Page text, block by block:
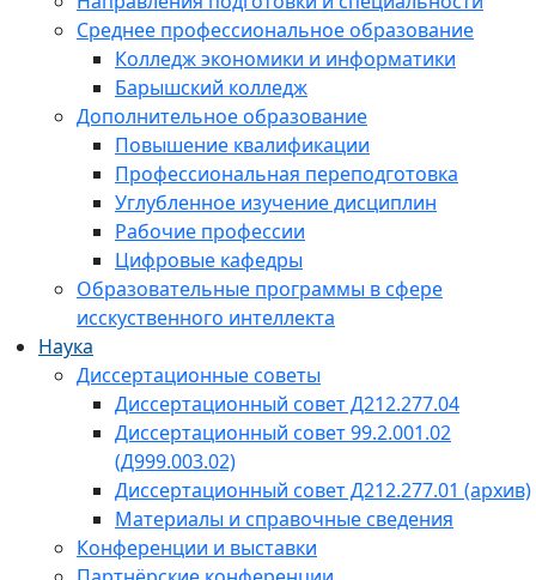
Среднее профессиональное образование
Колледж экономики и информатики
Барышский колледж
Дополнительное образование
Повышение квалификации
Профессиональная переподготовка
Углубленное изучение дисциплин
Рабочие профессии
Цифровые кафедры
Образовательные программы в сфере
исскуственного интеллекта
Наука
Диссертационные советы
Диссертационный совет Д212.277.04
Диссертационный совет 99.2.001.02
(Д999.003.02)
Диссертационный совет Д212.277.01 (архив)
Материалы и справочные сведения
Конференции и выставки